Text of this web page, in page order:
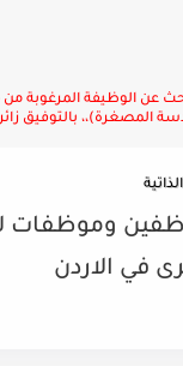
عن الوظيفة المرغوبة من
المصغرة)،، بالتوفيق
وموظفات
في الاردن